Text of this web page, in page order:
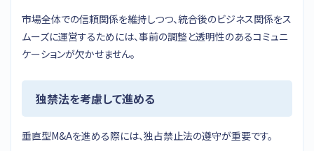
市場全体での信頼関係を維持しつつ、統合後のビジネス関係をス
ムーズに運営するためには、事前の調整と透明性のあるコミュニ
ケーションが欠かせません。
独禁法を考慮して進める
垂直型M&Aを進める際には、独占禁止法の遵守が重要です。